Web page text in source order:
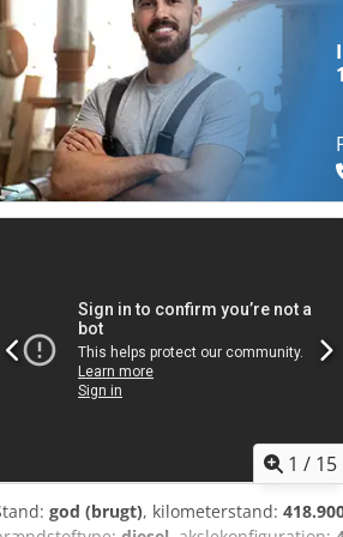
1 / 15
god (brugt), kilometerstand: